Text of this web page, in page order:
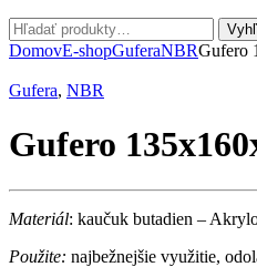
Hľadať:
DomovE-shopGuferaNBRGufero
Gufera, NBR
Gufero
Materiál: kaučuk butadien –
Použite: najbežnejšie využitie,